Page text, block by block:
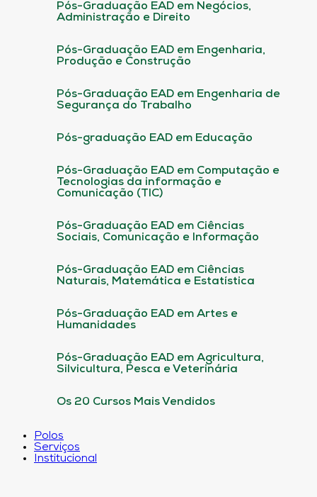
Pós-Graduação EAD em Negócios,
Administração e Direito
Pós-Graduação EAD em Engenharia,
Produção e Construção
Pós-Graduação EAD em Engenharia de
Segurança do Trabalho
Pós-graduação EAD em Educação
Pós-Graduação EAD em Computação e
Tecnologias da informação e
Comunicação (TIC)
Pós-Graduação EAD em Ciências
Sociais, Comunicação e Informação
Pós-Graduação EAD em Ciências
Naturais, Matemática e Estatística
Pós-Graduação EAD em Artes e
Humanidades
Pós-Graduação EAD em Agricultura,
Silvicultura, Pesca e Veterinária
Os 20 Cursos Mais Vendidos
Polos
Serviços
Institucional